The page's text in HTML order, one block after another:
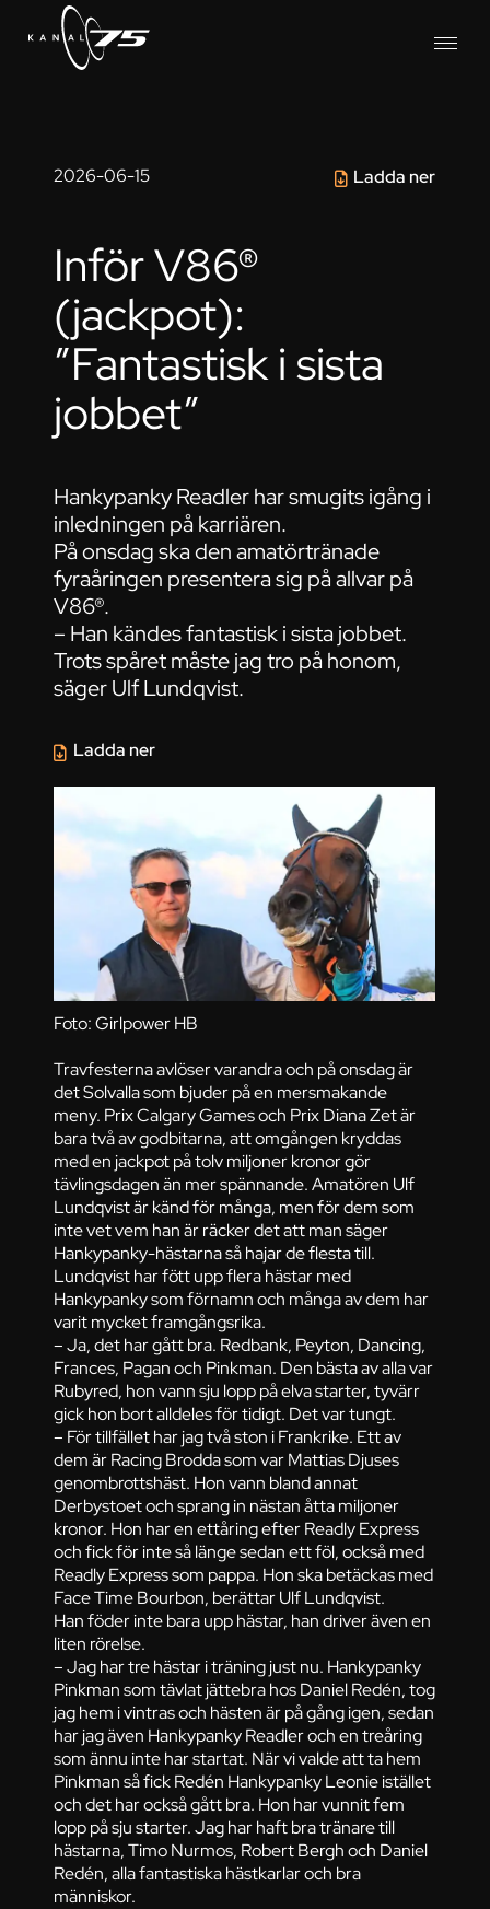
2026-06-15
Foto: Girlpower HB
Ladda ner
Inför V86®
(jackpot):
”Fantastisk i sista
jobbet”
Hankypanky Readler har smugits igång i
inledningen på karriären.
På onsdag ska den amatörtränade
fyraåringen presentera sig på allvar på
V86®.
– Han kändes fantastisk i sista jobbet.
Trots spåret måste jag tro på honom,
säger Ulf Lundqvist.
Travfesterna avlöser varandra och på onsdag är
det Solvalla som bjuder på en mersmakande
meny. Prix Calgary Games och Prix Diana Zet är
bara två av godbitarna, att omgången kryddas
med en jackpot på tolv miljoner kronor gör
tävlingsdagen än mer spännande. Amatören Ulf
Lundqvist är känd för många, men för dem som
inte vet vem han är räcker det att man säger
Hankypanky-hästarna så hajar de flesta till.
Lundqvist har fött upp flera hästar med
Hankypanky som förnamn och många av dem har
varit mycket framgångsrika.
– Ja, det har gått bra. Redbank, Peyton, Dancing,
Frances, Pagan och Pinkman. Den bästa av alla var
Rubyred, hon vann sju lopp på elva starter, tyvärr
gick hon bort alldeles för tidigt. Det var tungt.
– För tillfället har jag två ston i Frankrike. Ett av
dem är Racing Brodda som var Mattias Djuses
genombrottshäst. Hon vann bland annat
Derbystoet och sprang in nästan åtta miljoner
kronor. Hon har en ettåring efter Readly Express
och fick för inte så länge sedan ett föl, också med
Readly Express som pappa. Hon ska betäckas med
Face Time Bourbon, berättar Ulf Lundqvist.
Han föder inte bara upp hästar, han driver även en
liten rörelse.
– Jag har tre hästar i träning just nu. Hankypanky
Pinkman som tävlat jättebra hos Daniel Redén, tog
jag hem i vintras och hästen är på gång igen, sedan
har jag även Hankypanky Readler och en treåring
som ännu inte har startat. När vi valde att ta hem
Pinkman så fick Redén Hankypanky Leonie istället
och det har också gått bra. Hon har vunnit fem
lopp på sju starter. Jag har haft bra tränare till
hästarna, Timo Nurmos, Robert Bergh och Daniel
Redén, alla fantastiska hästkarlar och bra
människor.
Ladda ner